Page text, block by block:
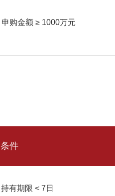
申购金额 ≥ 1000万元
条件
持有期限 < 7日